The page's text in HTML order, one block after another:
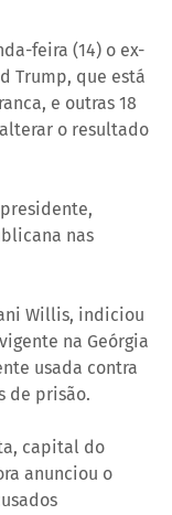
feira (14) o ex-
Trump, que está
e outras 18
o resultado
nas
Willis, indiciou
na Geórgia
usada contra
de prisão.
capital do
anunciou o